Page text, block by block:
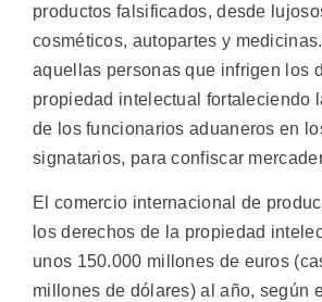
productos falsificados, desde
cosméticos, autopartes y
aquellas personas que infrigen los
propiedad intelectual fortaleciendo
de los funcionarios aduaneros en
signatarios, para confiscar
El comercio internacional de
los derechos de la propiedad
unos 150.000 millones de euros
millones de dólares) al año, según